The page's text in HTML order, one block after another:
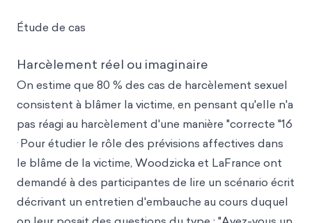
Étude de cas
Harcèlement réel ou imaginaire
On estime que 80 % des cas de harcèlement sexuel
consistent à blâmer la victime, en pensant qu'elle n'a
pas réagi au harcèlement d'une manière "correcte "16
. Pour étudier le rôle des prévisions affectives dans
le blâme de la victime, Woodzicka et LaFrance ont
demandé à des participantes de lire un scénario écrit
décrivant un entretien d'embauche au cours duquel